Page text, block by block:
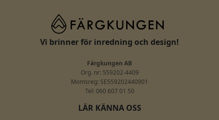
Vi brinner för inredning och design!
Färgkungen AB
Org. nr: 559202-4409
Momsreg: SE559202440901
Tel: 060 607 01 50
LÄR KÄNNA OSS